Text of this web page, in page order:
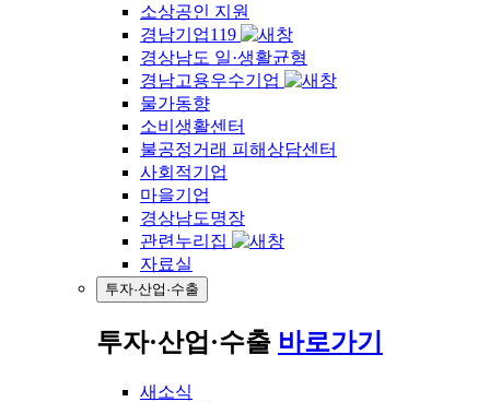
소상공인 지원
경남기업119
경상남도 일·생활균형
경남고용우수기업
물가동향
소비생활센터
불공정거래 피해상담센터
사회적기업
마을기업
경상남도명장
관련누리집
자료실
투자·산업·수출
투자·산업·수출 바로가기
새소식